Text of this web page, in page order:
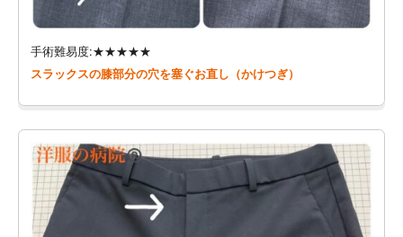
手術難易度:★★★★★
スラックスの膝部分の穴を塞ぐお直し（かけつぎ）